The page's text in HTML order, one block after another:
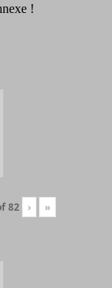
!
82 › »